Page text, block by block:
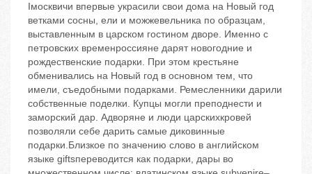
Iмосквичи впервые украсили свои дома на Новый год
ветками сосны, ели и можжевельника по образцам,
выставленным в царском гостином дворе. Именно с
петровских временроссияне дарят новогодние и
рождественские подарки. При этом крестьяне
обменивались на Новый год в основном тем, что
имели, съедобными подарками. Ремесленники дарили
собственные поделки. Купцы могли преподнести и
заморский дар. Адворяне и люди царскихкровей
позволяли себе дарить самые диковинные
подарки.Близкое по значению слово в английском
языке giftsпереводится как подарки, дары во